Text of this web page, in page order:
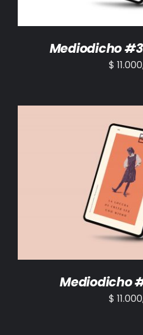
Mediodicho
$
AÑADIR AL CARRITO
Mediodicho
$